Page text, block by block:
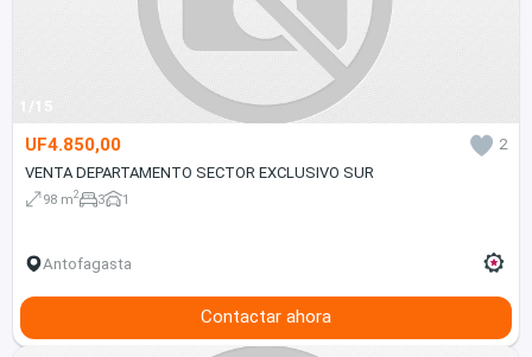
1/15
UF4.850,00
2
VENTA DEPARTAMENTO SECTOR EXCLUSIVO SUR
98 m2 3 1
Antofagasta
Contactar ahora